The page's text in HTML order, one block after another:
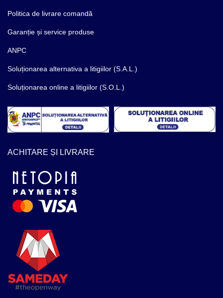
Politica de livrare comandă
Garanție și service produse
ANPC
Soluționarea alternativa a litigiilor (S.A.L.)
Soluționarea online a litigiilor (S.O.L.)
ACHITARE ȘI LIVRARE